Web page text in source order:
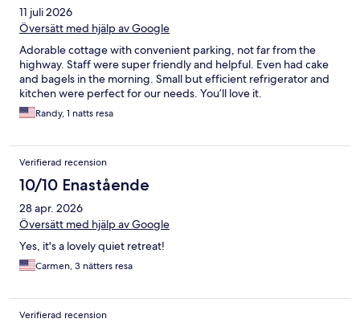
11 juli 2026
Översätt med hjälp av Google
Adorable cottage with convenient parking, not far from the
highway. Staff were super friendly and helpful. Even had cake
and bagels in the morning. Small but efficient refrigerator and
kitchen were perfect for our needs. You’ll love it.
Randy, 1 natts resa
Verifierad recension
10/10 Enastående
28 apr. 2026
Översätt med hjälp av Google
Yes, it's a lovely quiet retreat!
Carmen, 3 nätters resa
Verifierad recension